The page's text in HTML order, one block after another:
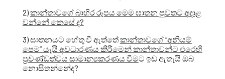
2)කාන්තාවගේ බාහිර රූපය මෙම ඝාතන පුවතට අදාළ
වන්නේ කෙසේ ද?
3) ඝාතනයට හේතු වී ඇත්තේකාන්තාවගේ “අනියම්
පෙම” යැයි අවධාරණය කිරීමෙන් කාන්තාවන්ට එරෙහි
ප්‍රචණ්ඩත්වය සාමාන්‍යකරණය වීමට ඉඩ ඇතැයි ඔබ
නොසිතන්නේද?